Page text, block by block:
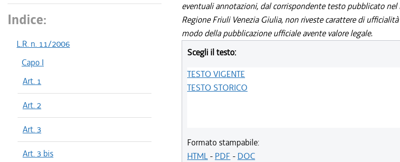
Indice:
L.R. n. 11/2006
Capo I
Art. 1
Art. 2
Art. 3
Art. 3 bis
eventuali annotazioni, dal corrispondente testo pubblicato
Regione Friuli Venezia Giulia, non riveste carattere di
modo della pubblicazione ufficiale avente valore legale.
Scegli il testo:
TESTO VIGENTE
TESTO STORICO
Formato stampabile:
HTML- PDF - DOC